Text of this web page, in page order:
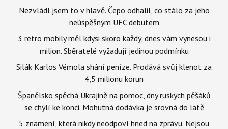
Nezvládl jsem to v hlavě. Čepo odhalil, co stálo za jeho
neúspěšným UFC debutem
3 retro mobily měl kdysi skoro každý, dnes vám vynesou i
milion. Sběratelé vyžadují jedinou podmínku
Silák Karlos Vémola shání peníze. Prodává svůj klenot za
4,5 milionu korun
Španělsko spěchá Ukrajině na pomoc, dny ruských pěšáků
se chýlí ke konci. Mohutná dodávka je srovná do latě
5 znamení, která nikdy neodpoví hned na zprávu. Nejsou